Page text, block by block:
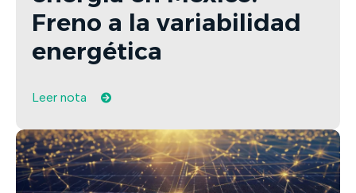
Freno a la variabilidad
energética
Leer nota